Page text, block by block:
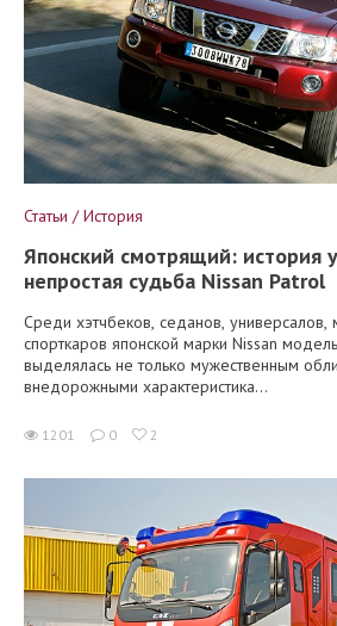
Статьи / История
Японский смотрящий: история
непростая судьба Nissan Patrol
Среди хэтчбеков, седанов, универсалов,
спорткаров японской марки Nissan
выделялась не только мужественным
внедорожными характеристика...
1201 0 2